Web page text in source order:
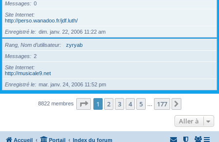
Messages
0
Site Internet
http://perso.wanadoo.fr/jdf.luth/
Enregistré le
dim. janv. 22, 2006 11:22 am
Rang, Nom d’utilisateur
zyryab
Messages
2
Site Internet
http://musicale9.net
Enregistré le
mar. janv. 24, 2006 11:52 pm
8822 membres Page 1sur177
1 2 3 4 5 177
Aller à
Accueil Portail Index du forum